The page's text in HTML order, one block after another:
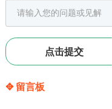
✥ 留言板